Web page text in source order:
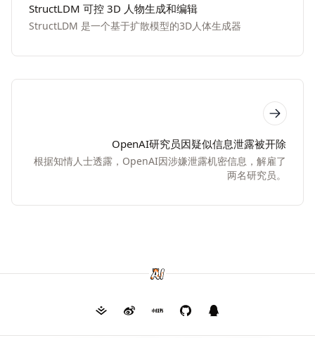
StructLDM 可控 3D 人物生成和编辑
StructLDM 是一个基于扩散模型的3D人体生成器
OpenAI研究员因疑似信息泄露被开除
根据知情人士透露，OpenAI因涉嫌泄露机密信息，解雇了
两名研究员。